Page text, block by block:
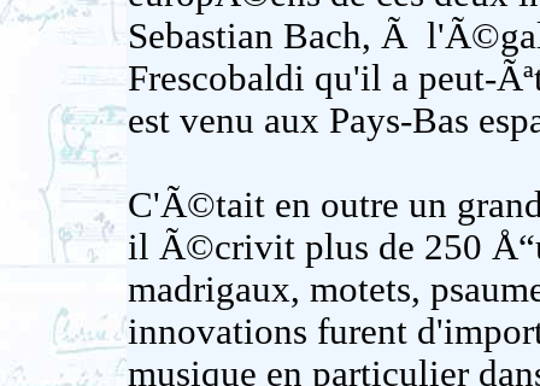
Sebastian Bach, Ã
Frescobaldi qu'il a peut-
est venu aux Pays-Bas
C'Ã©tait en outre un
il Ã©crivit plus de 250
madrigaux, motets,
innovations furent
musique en particulier